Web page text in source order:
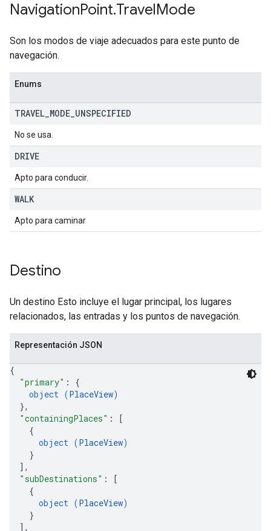
NavigationPoint.TravelMode
Son los modos de viaje adecuados para este punto de
navegación.
Enums
TRAVEL MODE UNSPECIFIED
No se usa.
DRIVE
Apto para conducir.
WALK
Apto para caminar
Destino
Un destino Esto incluye el lugar principal, los lugares
relacionados, las entradas y los puntos de navegación.
Representación JSON
{
"primary" : {
object (PlaceView)
},
"containingPlaces" :
[
{
object (PlaceView)
}
] ,
"subDestinations" :
[
{
object (PlaceView)
}
] ,